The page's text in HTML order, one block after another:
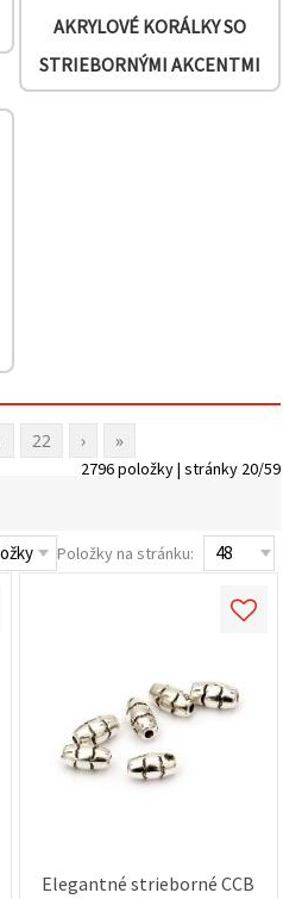
AKRYLOVÉ KORÁLKY SO
STRIEBORNÝMI AKCENTMI
22 › »
2796 položky | stránky 20/59
Položky na stránku:
Elegantné strieborné CCB